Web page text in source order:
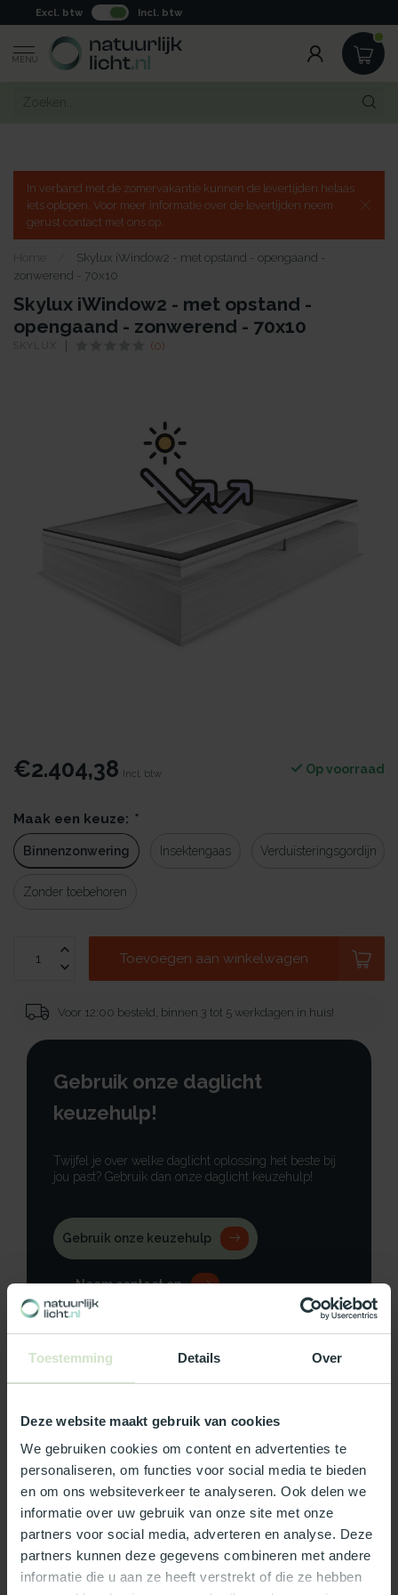
Toestemming Details Over
Deze website maakt gebruik van cookies
We gebruiken cookies om content en advertenties te
personaliseren, om functies voor social media te bieden
en om ons websiteverkeer te analyseren. Ook delen we
informatie over uw gebruik van onze site met onze
partners voor social media, adverteren en analyse. Deze
partners kunnen deze gegevens combineren met andere
informatie die u aan ze heeft verstrekt of die ze hebben
Excl. btw Incl. btw
MENU
In verband met de zomervakantie kunnen de levertijden helaas
iets oplopen. Voor meer informatie over de levertijden neem
gerust contact met ons op.
Home
Skylux iWindow2 - met opstand - opengaand -
zonwerend - 70x10
Skylux iWindow2 - met opstand -
opengaand - zonwerend - 70x10
SKYLUX (0)
€2.404,38 Incl. btw Op voorraad
Maak een keuze: *
Binnenzonwering Insektengaas Verduisteringsgordijn
Zonder toebehoren
Toevoegen aan winkelwagen
Voor 12:00 besteld, binnen 3 tot 5 werkdagen in huis!
Gebruik onze daglicht
keuzehulp!
Twijfel je over welke daglicht oplossing het beste bij
jou past? Gebruik dan onze daglicht keuzehulp!
Gebruik onze keuzehulp
Neem contact op
Wat ons écht bijzonder maakt:
Officieel Skylux dealer!